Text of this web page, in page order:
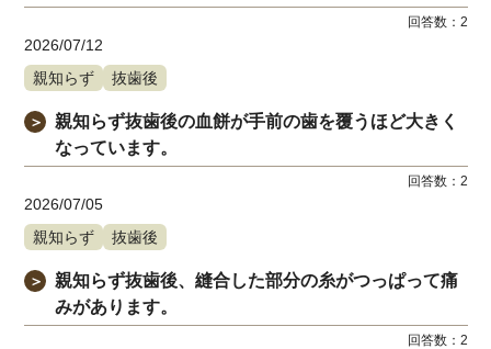
回答数： 2
2026/07/12
親知らず
抜歯後
＞
親知らず抜歯後の血餅が手前の歯を覆うほど大きく
なっています。
回答数： 2
2026/07/05
親知らず
抜歯後
＞
親知らず抜歯後、縫合した部分の糸がつっぱって痛
みがあります。
回答数： 2